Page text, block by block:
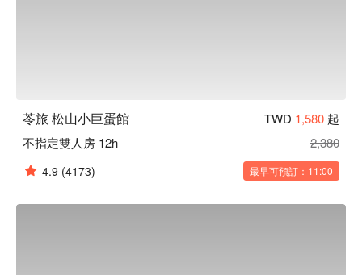
苓旅 松山小巨蛋館 TWD 1,580 起
不指定雙人房 12h
2,380
4.9 (4173) 最早可預訂：11:00